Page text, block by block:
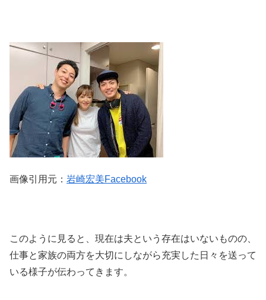
画像引用元： 岩崎宏美Facebook
このように見ると、現在は夫という存在はいないものの、
仕事と家族の両方を大切にしながら充実した日々を送って
いる様子が伝わってきます。